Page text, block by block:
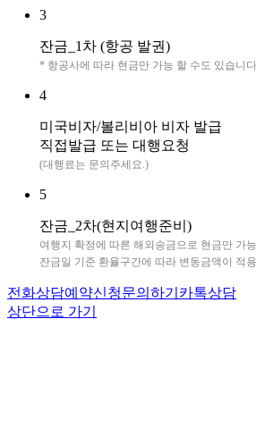
3
잔금_1차 (항공 발권)
* 항공사에 따라 현금만 가능 할 수도 있습니
4
미국비자/볼리비아 비자 발급
직접발급 또는 대행요청
(대행료는 문의주세요.)
5
잔금_2차(현지여행준비)
여행지 확정에 따른 해외송금으로 현금만 가
잔금일 기준 환율구간에 따라 변동금액이 적
전화상담예약신청문의하기 카톡상담
상단으로 가기